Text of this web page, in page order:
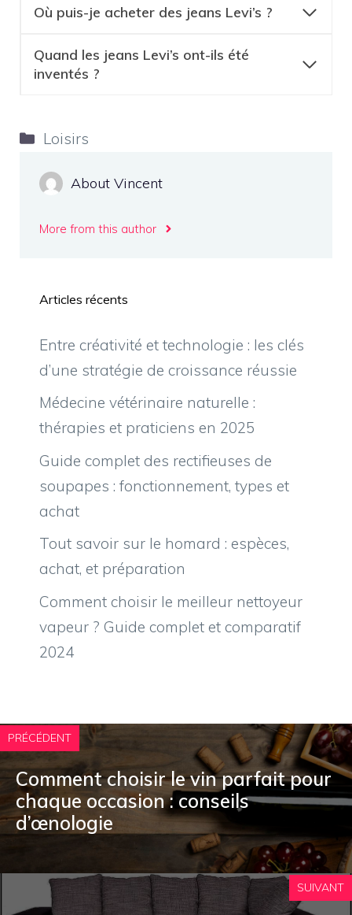
Où puis-je acheter des jeans Levi’s ?
Quand les jeans Levi’s ont-ils été
inventés ?
Catégories
Loisirs
About Vincent
More from this author
Articles récents
Entre créativité et technologie : les clés
d’une stratégie de croissance réussie
Médecine vétérinaire naturelle :
thérapies et praticiens en 2025
Guide complet des rectifieuses de
soupapes : fonctionnement, types et
achat
Tout savoir sur le homard : espèces,
achat, et préparation
Comment choisir le meilleur nettoyeur
vapeur ? Guide complet et comparatif
2024
PRÉCÉDENT
Comment choisir le vin parfait pour
chaque occasion : conseils
d’œnologie
SUIVANT